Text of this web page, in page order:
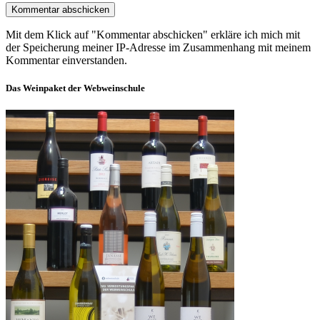
Mit dem Klick auf "Kommentar abschicken" erkläre ich mich mit
der Speicherung meiner IP-Adresse im Zusammenhang mit meinem
Kommentar einverstanden.
Das Weinpaket der Webweinschule